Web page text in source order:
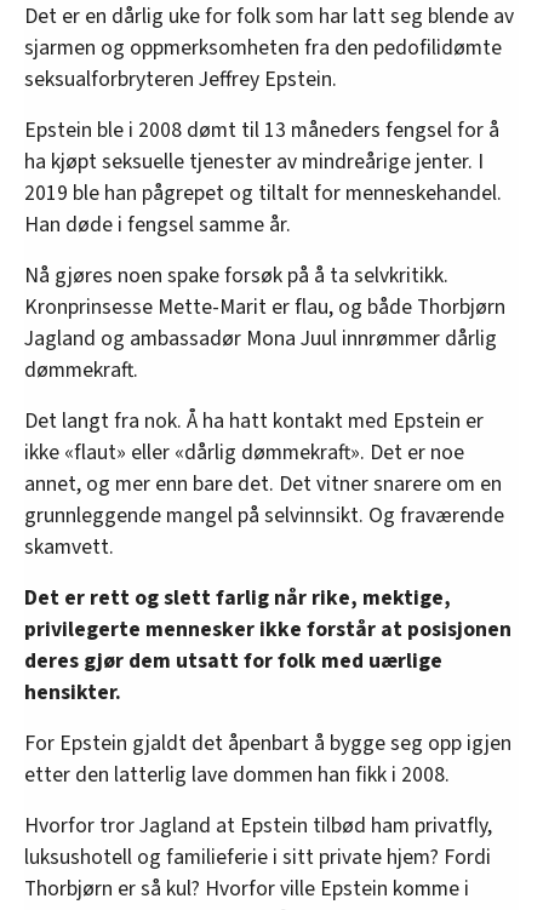
Det er en dårlig uke for folk som har latt seg blende av
sjarmen og oppmerksomheten fra den pedofilidømte
seksualforbryteren Jeffrey Epstein.
Epstein ble i 2008 dømt til 13 måneders fengsel for å
ha kjøpt seksuelle tjenester av mindreårige jenter. I
2019 ble han pågrepet og tiltalt for menneskehandel.
Han døde i fengsel samme år.
Nå gjøres noen spake forsøk på å ta selvkritikk.
Kronprinsesse Mette-Marit er flau, og både Thorbjørn
Jagland og ambassadør Mona Juul innrømmer dårlig
dømmekraft.
Det langt fra nok. Å ha hatt kontakt med Epstein er
ikke «flaut» eller «dårlig dømmekraft». Det er noe
annet, og mer enn bare det. Det vitner snarere om en
grunnleggende mangel på selvinnsikt. Og fraværende
skamvett.
Det er rett og slett farlig når rike, mektige,
privilegerte mennesker ikke forstår at posisjonen
deres gjør dem utsatt for folk med uærlige
hensikter.
For Epstein gjaldt det åpenbart å bygge seg opp igjen
etter den latterlig lave dommen han fikk i 2008.
Hvorfor tror Jagland at Epstein tilbød ham privatfly,
luksushotell og familieferie i sitt private hjem? Fordi
Thorbjørn er så kul? Hvorfor ville Epstein komme i